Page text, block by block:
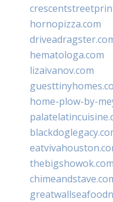
hornopizza.com
hematologa.com
lizaivanov.com
home-plow-by-
thebigshowok.com